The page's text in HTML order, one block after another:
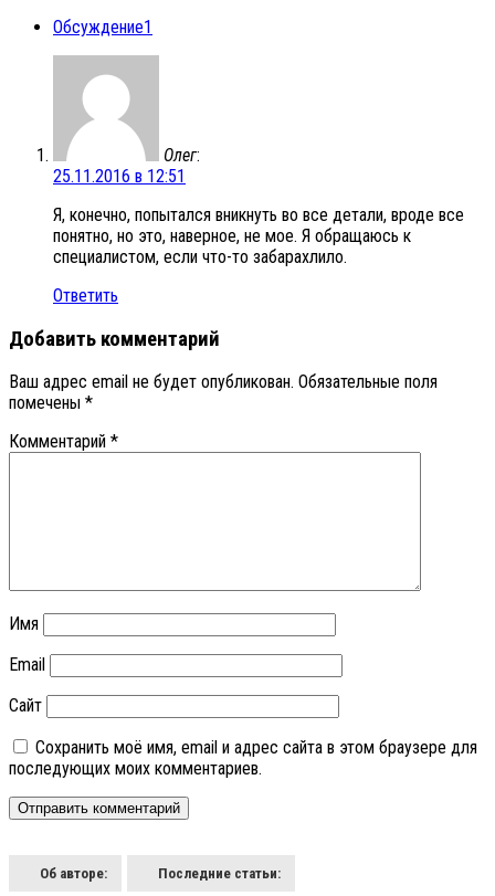
Обсуждение1
Олег:
25.11.2016 в 12:51
Я, конечно, попытался вникнуть во все детали, вроде все
понятно, но это, наверное, не мое. Я обращаюсь к
специалистом, если что-то забарахлило.
Ответить
Добавить комментарий
Ваш адрес email не будет опубликован. Обязательные поля
помечены *
Комментарий *
Имя
Email
Сайт
Сохранить моё имя, email и адрес сайта в этом браузере для
последующих моих комментариев.
Об авторе: Последние статьи: